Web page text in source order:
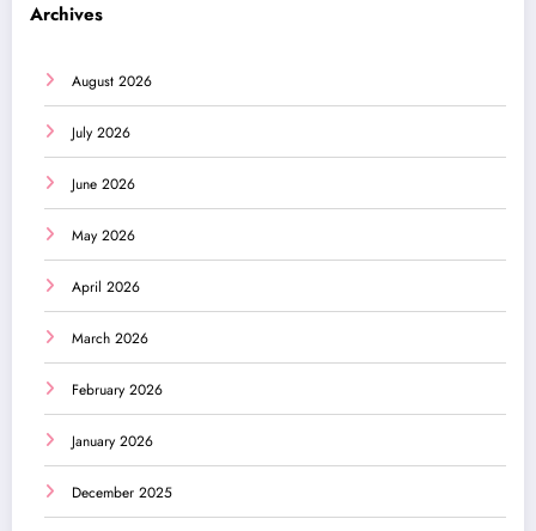
Archives
August 2026
July 2026
June 2026
May 2026
April 2026
March 2026
February 2026
January 2026
December 2025